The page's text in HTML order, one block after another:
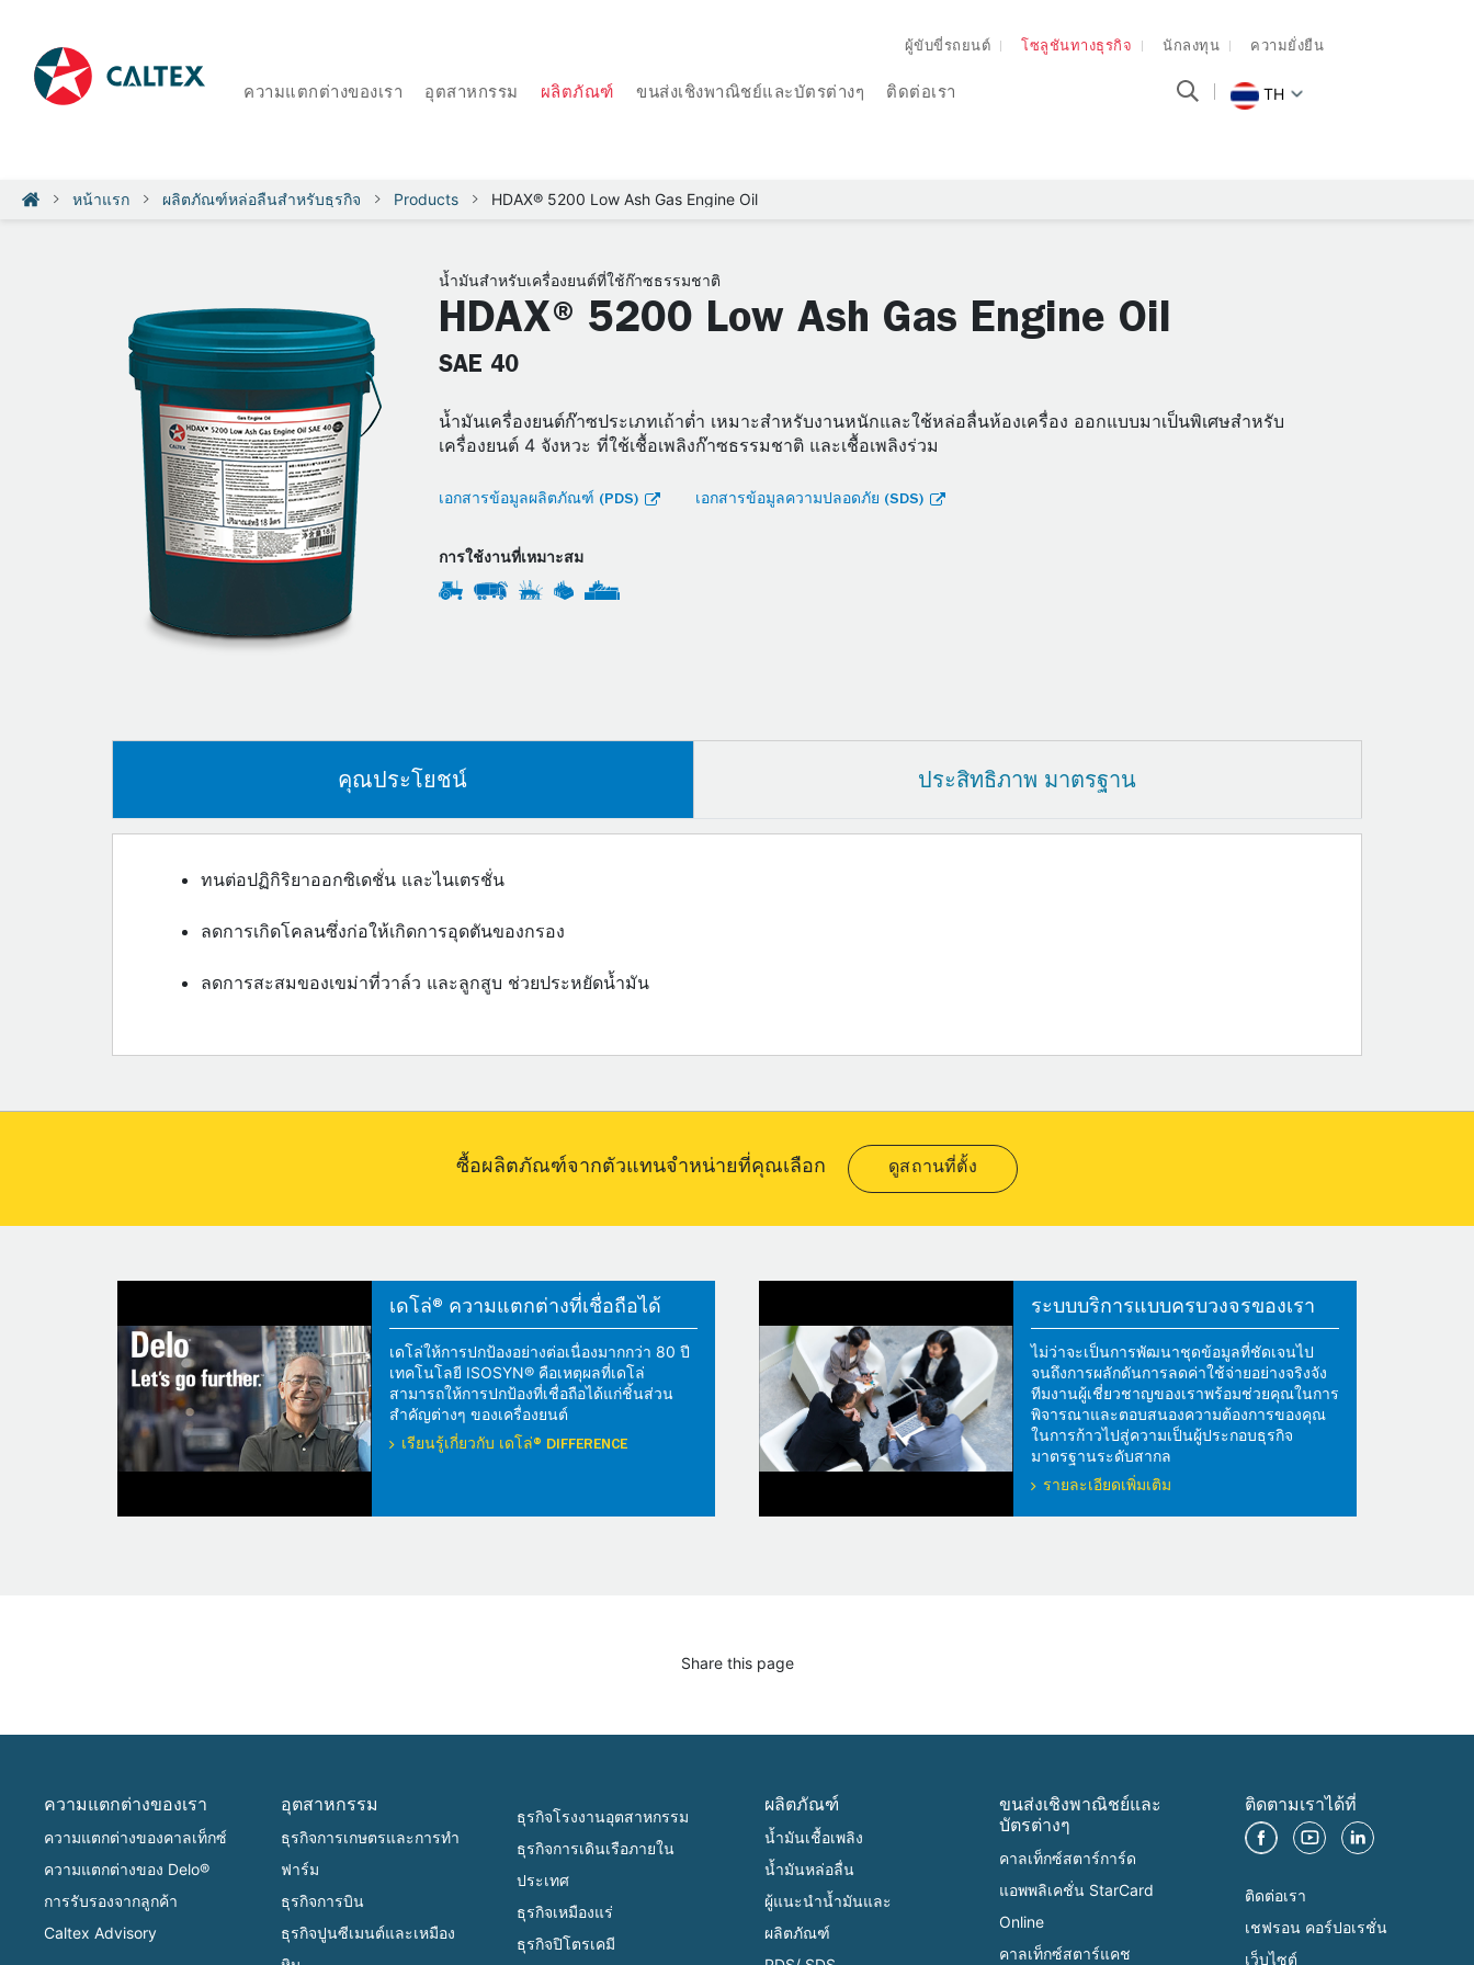
ผู้ขับขี่รถยนต์ โซลูชันทางธุรกิจ นักลงทุน ความยั่งยืน
ความแตกต่างของเรา อุตสาหกรรม ผลิตภัณฑ์ ขนส่งเชิงพาณิชย์และบัตรต่างๆ ติดต่อเรา TH
หน้าแรก ผลิตภัณฑ์หล่อลื่นสำหรับธุรกิจ Products HDAX® 5200 Low Ash Gas Engine Oil
น้ำมันสำหรับเครื่องยนต์ที่ใช้ก๊าซธรรมชาติ
HDAX® 5200 Low Ash Gas Engine Oil
SAE 40
น้ำมันเครื่องยนต์ก๊าซประเภทเถ้าต่ำ เหมาะสำหรับงานหนักและใช้หล่อลื่นห้องเครื่อง ออกแบบมาเป็นพิเศษสำหรับ
เครื่องยนต์ 4 จังหวะ ที่ใช้เชื้อเพลิงก๊าซธรรมชาติ และเชื้อเพลิงร่วม
เอกสารข้อมูลผลิตภัณฑ์ (PDS) เอกสารข้อมูลความปลอดภัย (SDS)
การใช้งานที่เหมาะสม
คุณประโยชน์ ประสิทธิภาพ มาตรฐาน
ทนต่อปฏิกิริยาออกซิเดชั่น และไนเตรชั่น
ลดการเกิดโคลนซึ่งก่อให้เกิดการอุดตันของกรอง
ลดการสะสมของเขม่าที่วาล์ว และลูกสูบ ช่วยประหยัดน้ำมัน
ซื้อผลิตภัณฑ์จากตัวแทนจำหน่ายที่คุณเลือก ดูสถานที่ตั้ง
เดโล่® ความแตกต่างที่เชื่อถือได้
เดโล่ให้การปกป้องอย่างต่อเนื่องมากกว่า 80 ปี
เทคโนโลยี ISOSYN® คือเหตุผลที่เดโล่
สามารถให้การปกป้องที่เชื่อถือได้แก่ชิ้นส่วน
สำคัญต่างๆ ของเครื่องยนต์
เรียนรู้เกี่ยวกับ เดโล่® DIFFERENCE
ระบบบริการแบบครบวงจรของเรา
ไม่ว่าจะเป็นการพัฒนาชุดข้อมูลที่ชัดเจนไป
จนถึงการผลักดันการลดค่าใช้จ่ายอย่างจริงจัง
ทีมงานผู้เชี่ยวชาญของเราพร้อมช่วยคุณในการ
พิจารณาและตอบสนองความต้องการของคุณ
ในการก้าวไปสู่ความเป็นผู้ประกอบธุรกิจ
มาตรฐานระดับสากล
รายละเอียดเพิ่มเติม
Share this page
ความแตกต่างของเรา
ความแตกต่างของคาลเท็กซ์
ความแตกต่างของ Delo®
การรับรองจากลูกค้า
Caltex Advisory
อุตสาหกรรม
ธุรกิจการเกษตรและการทำ
ฟาร์ม
ธุรกิจการบิน
ธุรกิจปูนซีเมนต์และเหมือง
ธุรกิจโรงงานอุตสาหกรรม
ธุรกิจการเดินเรือภายใน
ประเทศ
ธุรกิจเหมืองแร่
ธุรกิจปิโตรเคมี
ผลิตภัณฑ์
น้ำมันเชื้อเพลิง
น้ำมันหล่อลื่น
ผู้แนะนำน้ำมันและ
ผลิตภัณฑ์
ขนส่งเชิงพาณิชย์และ
บัตรต่างๆ
คาลเท็กซ์สตาร์การ์ด
แอพพลิเคชั่น StarCard
Online
คาลเท็กซ์สตาร์แคช
ติดตามเราได้ที่
ติดต่อเรา
เชฟรอน คอร์ปอเรชั่น
เว็บไซต์